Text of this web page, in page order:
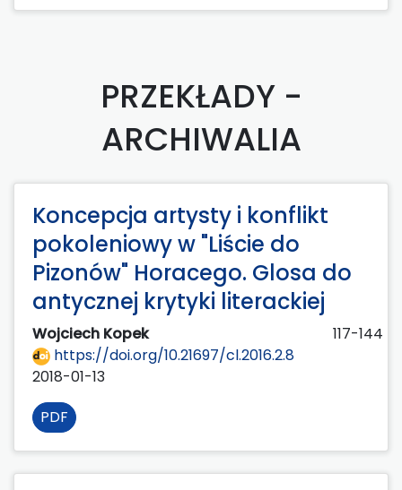
PRZEKŁADY -
ARCHIWALIA
Koncepcja artysty i konflikt
pokoleniowy w "Liście do
Pizonów" Horacego. Glosa do
antycznej krytyki literackiej
Wojciech Kopek
117-144
https://doi.org/10.21697/cl.2016.2.8
2018-01-13
PDF